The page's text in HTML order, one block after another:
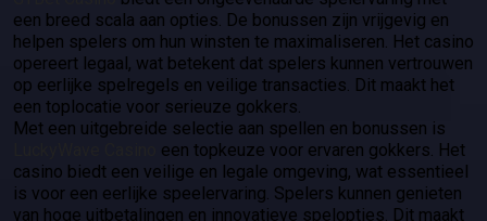
een breed scala aan opties. De bonussen zijn vrijgevig en
helpen spelers om hun winsten te maximaliseren. Het casino
opereert legaal, wat betekent dat spelers kunnen vertrouwen
op eerlijke spelregels en veilige transacties. Dit maakt het
een toplocatie voor serieuze gokkers.
Met een uitgebreide selectie aan spellen en bonussen is
een topkeuze voor ervaren gokkers. Het
casino biedt een veilige en legale omgeving, wat essentieel
is voor een eerlijke speelervaring. Spelers kunnen genieten
van hoge uitbetalingen en innovatieve spelopties. Dit maakt